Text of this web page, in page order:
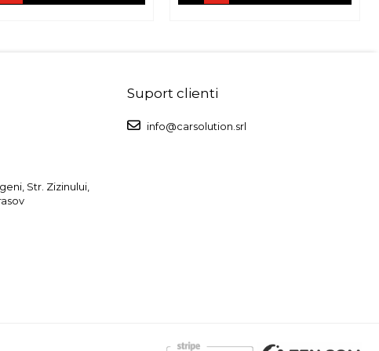
Str. Zizinului,
Suport clienti
info@carsolution.srl